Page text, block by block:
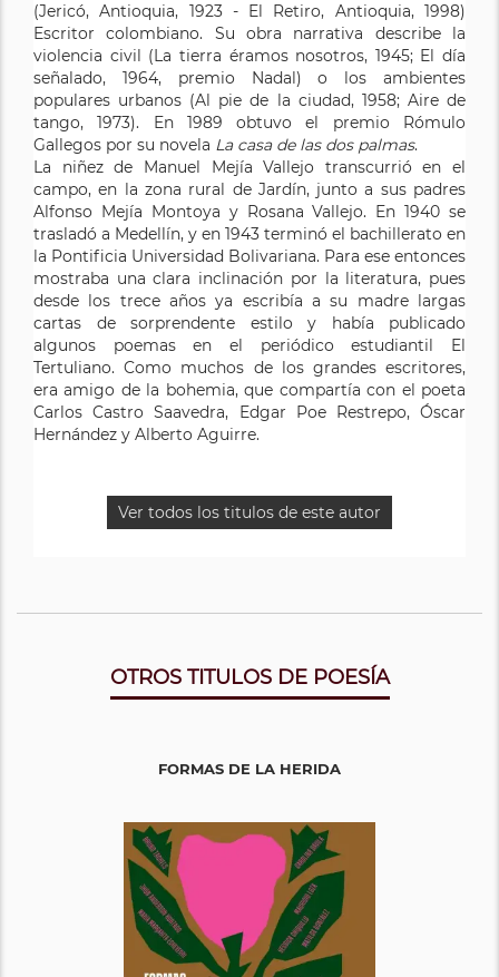
(Jericó, Antioquia, 1923 - El Retiro, Antioquia, 1998)
Escritor colombiano. Su obra narrativa describe la
violencia civil (La tierra éramos nosotros, 1945; El día
señalado, 1964, premio Nadal) o los ambientes
populares urbanos (Al pie de la ciudad, 1958; Aire de
tango, 1973). En 1989 obtuvo el premio Rómulo
Gallegos por su novela La casa de las dos palmas.
La niñez de Manuel Mejía Vallejo transcurrió en el
campo, en la zona rural de Jardín, junto a sus padres
Alfonso Mejía Montoya y Rosana Vallejo. En 1940 se
trasladó a Medellín, y en 1943 terminó el bachillerato en
la Pontificia Universidad Bolivariana. Para ese entonces
mostraba una clara inclinación por la literatura, pues
desde los trece años ya escribía a su madre largas
cartas de sorprendente estilo y había publicado
algunos poemas en el periódico estudiantil El
Tertuliano. Como muchos de los grandes escritores,
era amigo de la bohemia, que compartía con el poeta
Carlos Castro Saavedra, Edgar Poe Restrepo, Óscar
Hernández y Alberto Aguirre.
Ver todos los titulos de este autor
OTROS TITULOS DE POESÍA
FORMAS DE LA HERIDA